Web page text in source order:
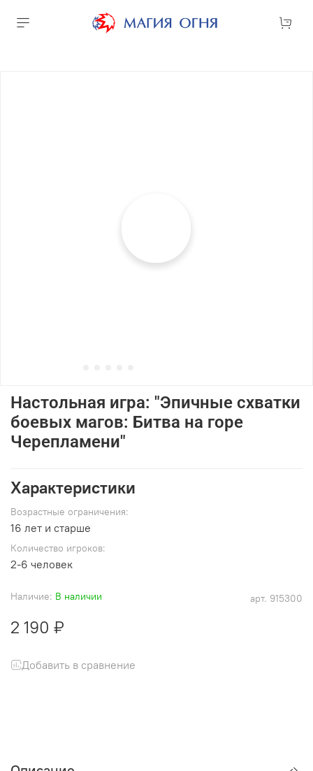
арт. 915300
Наличие: В наличии
Настольная игра: "Эпичные схватки
боевых магов: Битва на горе
Черепламени"
2 190 ₽
Добавить в сравнение
Характеристики
Возрастные ограничения:
16 лет и старше
Количество игроков:
2-6 человек